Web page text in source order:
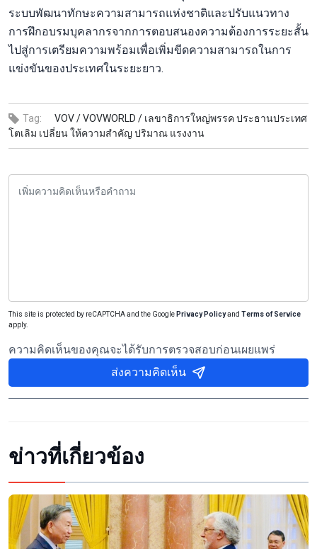
ระบบพัฒนาทักษะความสามารถแห่งชาติและปรับแนวทาง
การฝึกอบรมบุคลากรจากการตอบสนองความต้องการระยะสั้น
ไปสู่การเตรียมความพร้อมเพื่อเพิ่มขีดความสามารถในการ
แข่งขันของประเทศในระยะยาว.
Tag: VOV /VOVWORLD / เลขาธิการใหญ่พรรค ประธานประเทศ
โตเลิม เปลี่ยน ให้ความสำคัญ ปริมาณ แรงงาน
This site is protected by reCAPTCHA and the Google Privacy Policyand Terms of Service
apply.
ความคิดเห็นของคุณจะได้รับการตรวจสอบก่อนเผยแพร่
ส่งความคิดเห็น
ข่าวที่เกี่ยวข้อง